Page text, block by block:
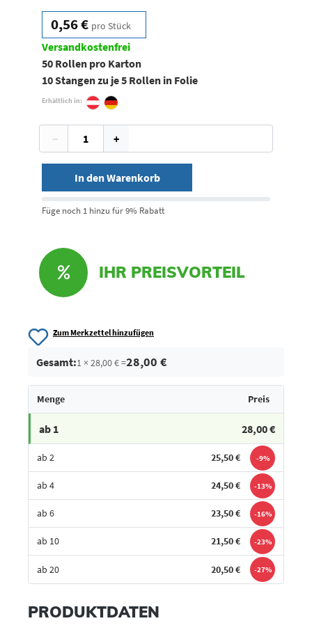
0,56 € pro Stück
Versandkostenfrei
50 Rollen pro Karton
10 Stangen zu je 5 Rollen in Folie
Erhältlich in:
− +
In den Warenkorb
Füge noch 1 hinzu für 9% Rabatt
IHR PREISVORTEIL
Zum Merkzettel hinzufügen
Gesamt:1 × 28,00 € =28,00 €
Menge Preis
ab 1 28,00 €
ab 2 25,50 € -9%
ab 4 24,50 € -13%
ab 6 23,50 € -16%
ab 10 21,50 € -23%
ab 20 20,50 € -27%
Bestes Angebot
PRODUKTDATEN